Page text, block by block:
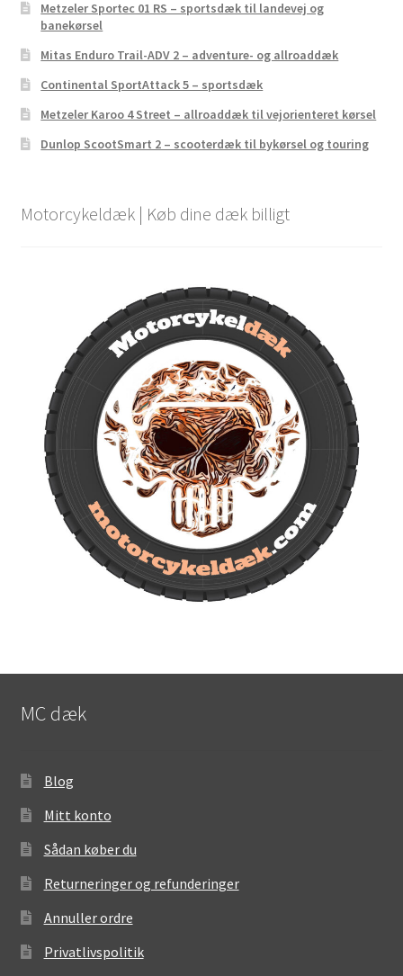
Metzeler Sportec 01 RS – sportsdæk til landevej og
banekørsel
Mitas Enduro Trail-ADV 2 – adventure- og allroaddæk
Continental SportAttack 5 – sportsdæk
Metzeler Karoo 4 Street – allroaddæk til vejorienteret kørsel
Dunlop ScootSmart 2 – scooterdæk til bykørsel og touring
Motorcykeldæk | Køb dine dæk billigt
MC dæk
Blog
Mitt konto
Sådan køber du
Returneringer og refunderinger
Annuller ordre
Privatlivspolitik